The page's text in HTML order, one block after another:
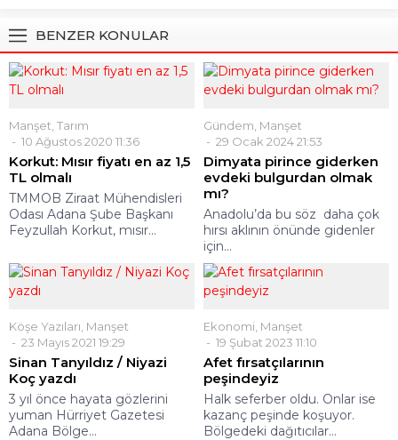
BENZER KONULAR
Manşet Tarım
10 Ağustos 2020 11:36
Korkut: Mısır fiyatı en az 1,5
TL olmalı
TMMOB Ziraat Mühendisleri
Odası Adana Şube Başkanı
Feyzullah Korkut, mısır...
Gündem Manşet
29 Ocak 2024 21:53
Dimyata pirince giderken
evdeki bulgurdan olmak
mı?
Anadolu’da bu söz daha çok
hırsı aklının önünde gidenler
için...
Köşe Yazıları Manşet
23 Mayıs 2021 19:29
Sinan Tanyıldız / Niyazi
Koç yazdı
3 yıl önce hayata gözlerini
yuman Hürriyet Gazetesi
Adana Bölge...
Ekonomi Manşet
19 Şubat 2023 11:10
Afet fırsatçılarının
peşindeyiz
Halk seferber oldu. Onlar ise
kazanç peşinde koşuyor.
Bölgedeki dağıtıcılar...